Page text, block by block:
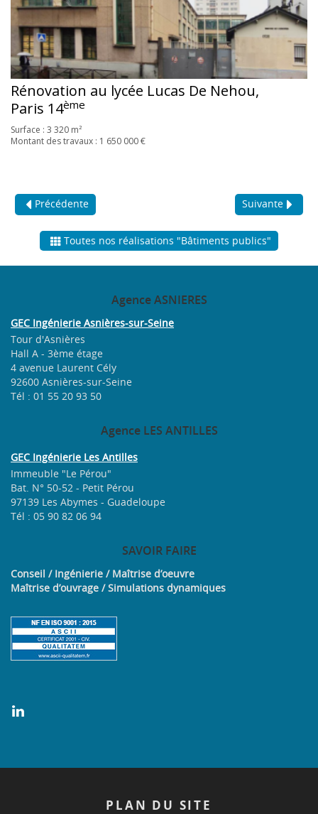
Rénovation au lycée Lucas De Nehou,
Paris 14ème
Surface : 3 320 m²
Montant des travaux : 1 650 000 €
Précédente
Toutes nos réalisations "Bâtiments publics"
Suivante
AgenceASNIERES
GEC Ingénierie Asnières-sur-Seine
Tour d'Asnières
Hall A - 3ème étage
4 avenue Laurent Cély
92600 Asnières-sur-Seine
Tél : 01 55 20 93 50
AgenceLES ANTILLES
GEC Ingénierie Les Antilles
Immeuble "Le Pérou"
Bat. N° 50-52 - Petit Pérou
97139 Les Abymes - Guadeloupe
Tél : 05 90 82 06 94
SAVOIRFAIRE
Conseil / Ingénierie / Maîtrise d’oeuvre
Maîtrise d’ouvrage / Simulations dynamiques
PLAN DU SITE